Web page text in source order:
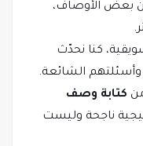
بعض الأوصاف،
كنا نحدّث
وأسئلتهم الشائعة.
كتابة وصف
ناجحة وليست